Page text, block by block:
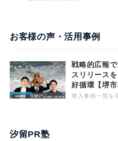
お客様の声・活用事例
戦略的広報
スリリース
好循環【堺市
導入事例一覧を
汐留PR塾